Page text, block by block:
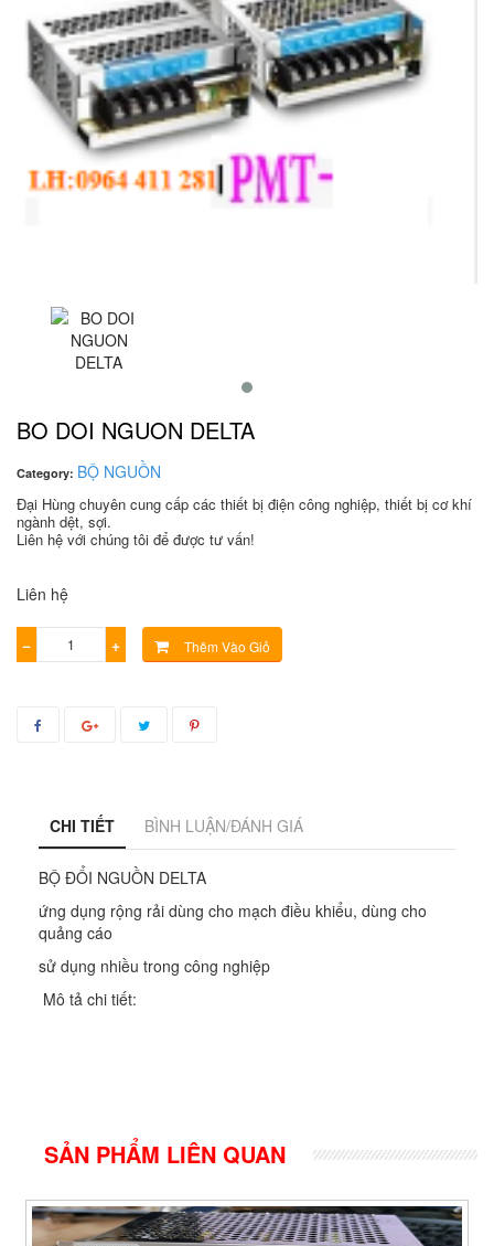
BO DOI NGUON DELTA
Category: BỘ NGUỒN
Đại Hùng chuyên cung cấp các thiết bị điện công nghiệp, thiết bị cơ khí
ngành dệt, sợi.
Liên hệ với chúng tôi để được tư vấn!
Liên hệ
− + Thêm Vào Giỏ
CHI TIẾT BÌNH LUẬN/ĐÁNH GIÁ
BỘ ĐỔI NGUỒN DELTA
ứng dụng rộng rải dùng cho mạch điều khiểu, dùng cho
quảng cáo
sử dụng nhiều trong công nghiệp
Mô tả chi tiết:
SẢN PHẨM LIÊN QUAN